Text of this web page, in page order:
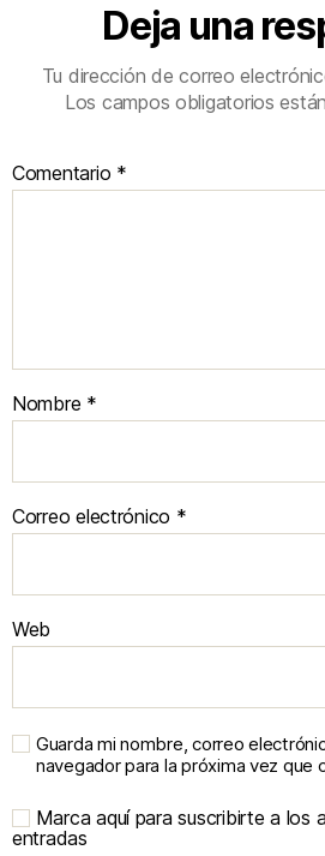
Deja una
Tu dirección de correo
Los campos obligatorios
Comentario *
Nombre *
Correo electrónico *
Web
Guarda mi nombre, correo
navegador para la próxima vez que
Marca aquí para suscribirte a los
entradas